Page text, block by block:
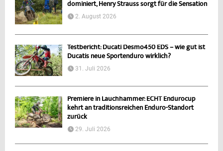
dominiert, Henry Strauss sorgt für die Sensation
2. August 2026
Testbericht: Ducati Desmo450 EDS – wie gut ist
Ducatis neue Sportenduro wirklich?
31. Juli 2026
Premiere in Lauchhammer: ECHT Endurocup
kehrt an traditionsreichen Enduro-Standort
zurück
29. Juli 2026